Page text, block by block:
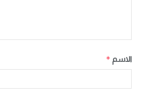
الاسم *